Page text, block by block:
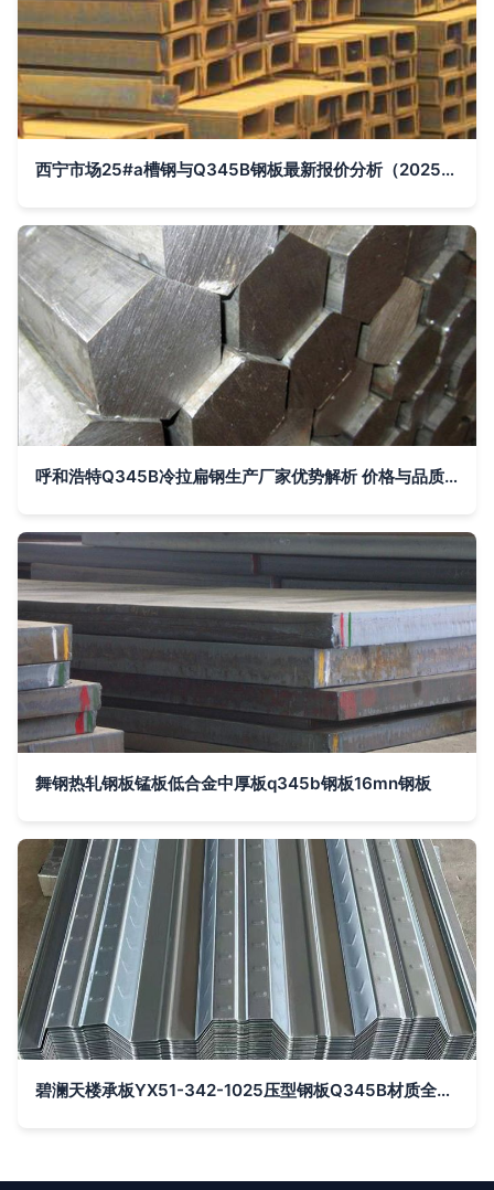
西宁市场25#a槽钢与Q345B钢板最新报价分析（2025年）
呼和浩特Q345B冷拉扁钢生产厂家优势解析 价格与品质并重
舞钢热轧钢板锰板低合金中厚板q345b钢板16mn钢板
碧澜天楼承板YX51-342-1025压型钢板Q345B材质全解析